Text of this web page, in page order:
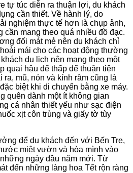
tự túc diễn ra thuận lợi, du khách
cần thiết. Về hành lý, do
nghiệm thực tế hơn là chụp ảnh,
cần mang theo quá nhiều đồ đạc.
đối mát mẻ nên du khách chỉ
mái cho các hoạt động thường
du lịch nên mang theo một
quai hậu đế thấp để thuận tiện
mũ, nón và kính râm cũng là
biệt khi di chuyển bằng xe máy.
quên dành một ít không gian
cá nhân thiết yếu như sạc điện
xịt côn trùng và giấy tờ tùy
để du khách đến với Bến Tre,
miệt vườn và hòa mình vào
ngày đầu năm mới. Từ
đến những làng hoa Tết rộn ràng